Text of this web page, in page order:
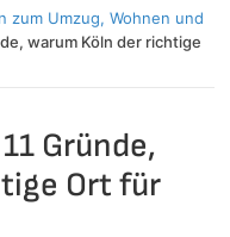
zum Umzug, Wohnen und
warum Köln der richtige
Gründe,
Ort für